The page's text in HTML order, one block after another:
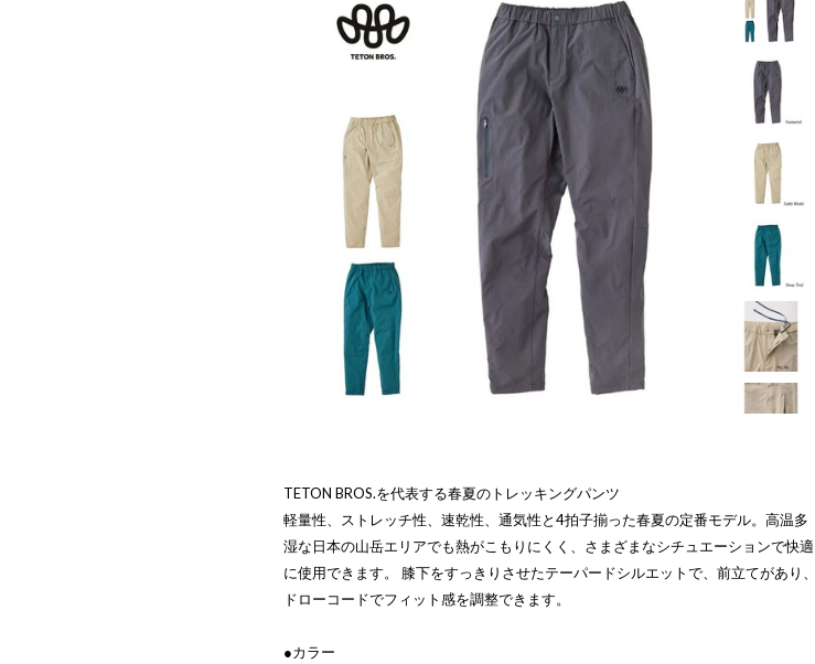
TETON BROS.を代表する春夏のトレッキングパンツ
軽量性、ストレッチ性、速乾性、通気性と4拍子揃った春夏の定番モデル。高温多
湿な日本の山岳エリアでも熱がこもりにくく、さまざまなシチュエーションで快適
に使用できます。 膝下をすっきりさせたテーパードシルエットで、前立てがあり、
ドローコードでフィット感を調整できます。
●カラー